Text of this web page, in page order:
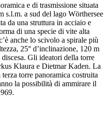
e di trasmissione situata
s.l.m. a sud del lago Wörthersee
da una struttura in acciaio e
di una specie di vite alta
anche lo scivolo a spirale più
25° d’inclinazione, 120 m
Gli ideatori della torre
Klaura e Dietmar Kaden. La
torre panoramica costruita
la possibilità di ammirare il